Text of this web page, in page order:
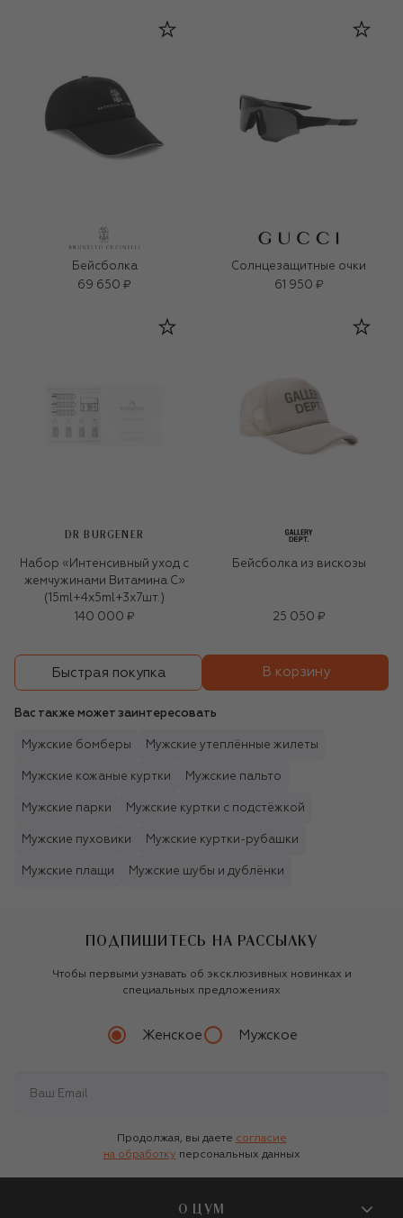
Бейсболка
69 650 ₽
Солнцезащитные очки
61 950 ₽
DR BURGENER
Набор «Интенсивный уход с
жемчужинами Витамина С»
(15ml+4x5ml+3x7шт.)
140 000 ₽
Бейсболка из вискозы
25 050 ₽
Быстрая покупка В корзину
Вас также может заинтересовать
Мужские бомберы Мужские утеплённые жилеты
Мужские кожаные куртки Мужские пальто
Мужские парки Мужские куртки с подстёжкой
Мужские пуховики Мужские куртки-рубашки
Мужские плащи Мужские шубы и дублёнки
ПОДПИШИТЕСЬ НА РАССЫЛКУ
Чтобы первыми узнавать об эксклюзивных новинках и
специальных предложениях
Женское Мужское
Продолжая, вы даете согласие
на обработку персональных данных
О ЦУМ